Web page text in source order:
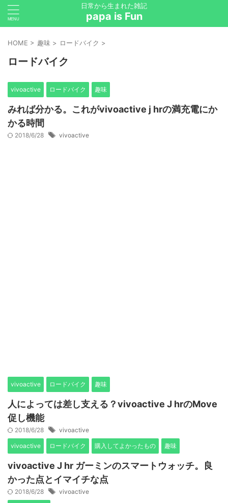
日常から生まれた雑記
papa is Fun
HOME > 趣味 > ロードバイク >
ロードバイク
vivoactive ロードバイク 趣味
みれば分かる。これがvivoactive j hrの満充電にか
かる時間
2018/6/28 vivoactive
vivoactive ロードバイク 趣味
人によっては差し支える？vivoactive J hrのMove
促し機能
2018/6/28 vivoactive
vivoactive ロードバイク 購入してよかったもの 趣味
vivoactive J hr ガーミンのスマートウォッチ。良
かった点とイマイチな点
2018/6/28 vivoactive